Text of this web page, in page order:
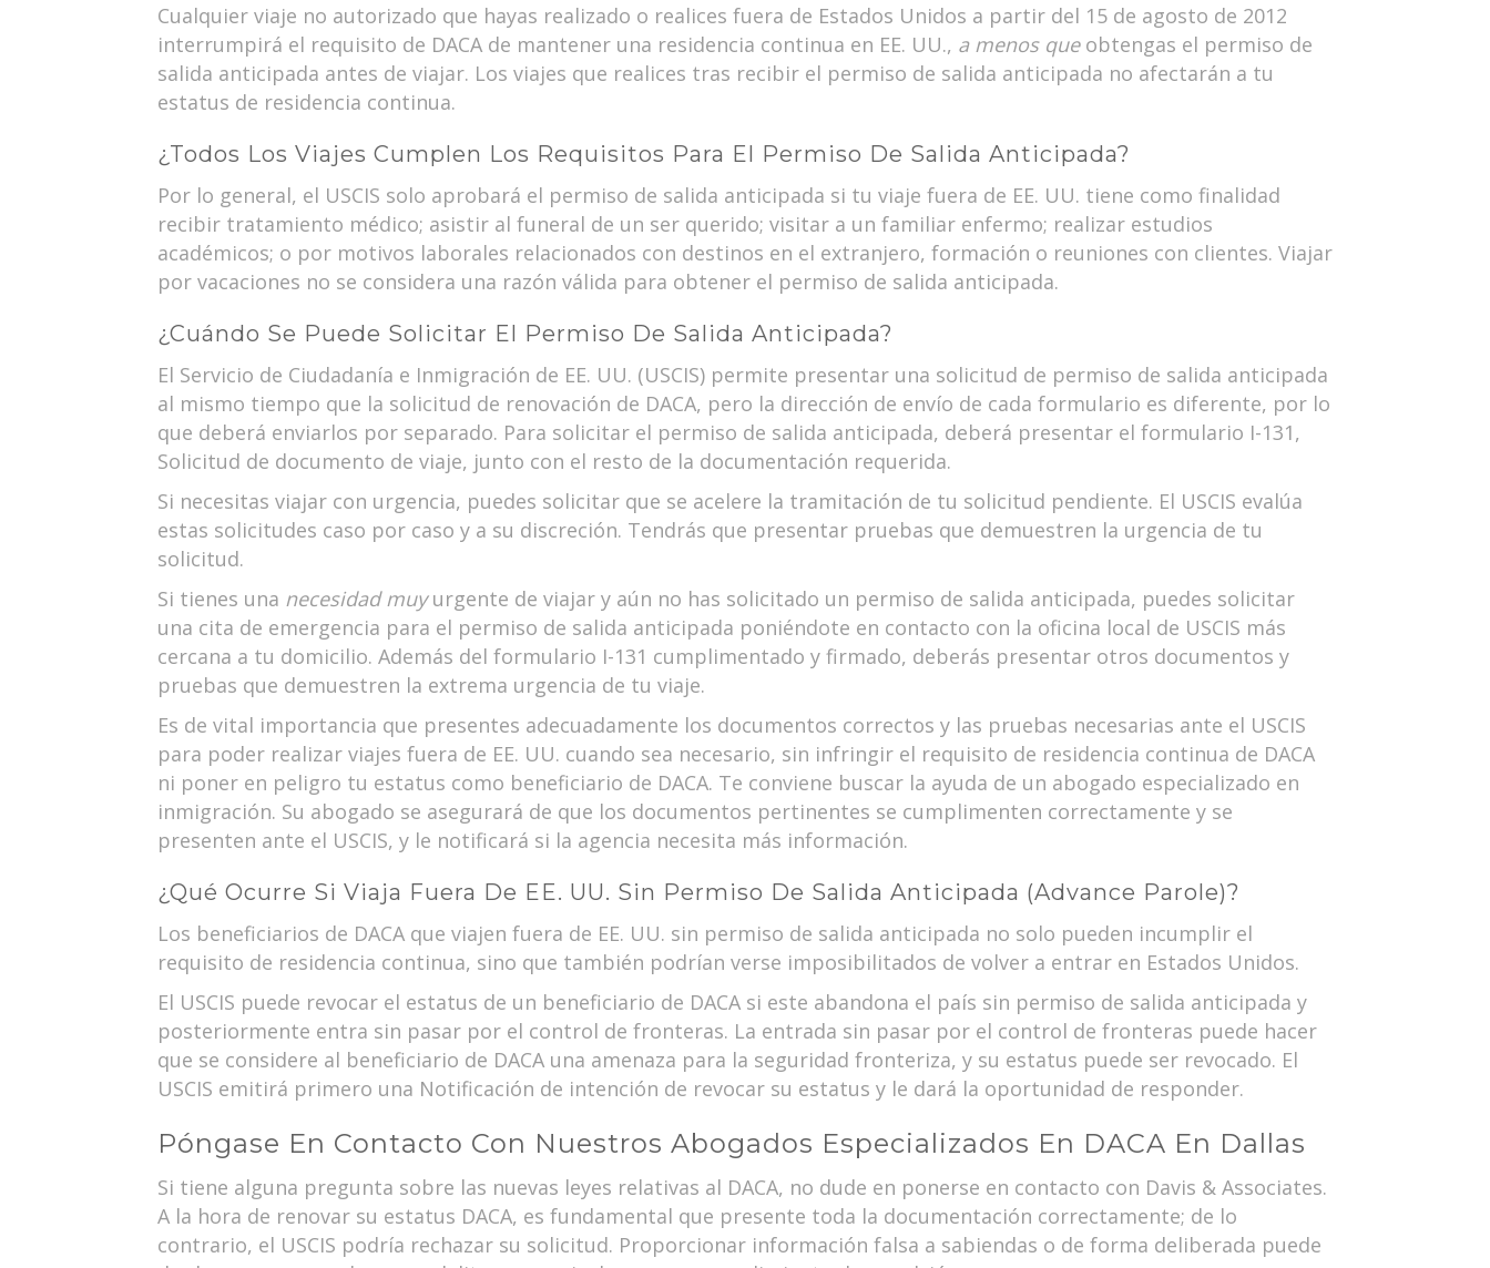
Cualquier viaje no autorizado que hayas realizado o realices fuera de Estados Unidos a partir del 15 de agosto de 2012
interrumpirá el requisito de DACA de mantener una residencia continua en EE. UU., a menos que obtengas el permiso de
salida anticipada antes de viajar. Los viajes que realices tras recibir el permiso de salida anticipada no afectarán a tu
estatus de residencia continua.
¿Todos Los Viajes Cumplen Los Requisitos Para El Permiso De Salida Anticipada?
Por lo general, el USCIS solo aprobará el permiso de salida anticipada si tu viaje fuera de EE. UU. tiene como finalidad
recibir tratamiento médico; asistir al funeral de un ser querido; visitar a un familiar enfermo; realizar estudios
académicos; o por motivos laborales relacionados con destinos en el extranjero, formación o reuniones con clientes. Viajar
por vacaciones no se considera una razón válida para obtener el permiso de salida anticipada.
¿Cuándo Se Puede Solicitar El Permiso De Salida Anticipada?
El Servicio de Ciudadanía e Inmigración de EE. UU. (USCIS) permite presentar una solicitud de permiso de salida anticipada
al mismo tiempo que la solicitud de renovación de DACA, pero la dirección de envío de cada formulario es diferente, por lo
que deberá enviarlos por separado. Para solicitar el permiso de salida anticipada, deberá presentar el formulario I-131,
Solicitud de documento de viaje, junto con el resto de la documentación requerida.
Si necesitas viajar con urgencia, puedes solicitar que se acelere la tramitación de tu solicitud pendiente. El USCIS evalúa
estas solicitudes caso por caso y a su discreción. Tendrás que presentar pruebas que demuestren la urgencia de tu
solicitud.
Si tienes una necesidad muyurgente de viajar y aún no has solicitado un permiso de salida anticipada, puedes solicitar
una cita de emergencia para el permiso de salida anticipada poniéndote en contacto con la oficina local de USCIS más
cercana a tu domicilio. Además del formulario I-131 cumplimentado y firmado, deberás presentar otros documentos y
pruebas que demuestren la extrema urgencia de tu viaje.
Es de vital importancia que presentes adecuadamente los documentos correctos y las pruebas necesarias ante el USCIS
para poder realizar viajes fuera de EE. UU. cuando sea necesario, sin infringir el requisito de residencia continua de DACA
ni poner en peligro tu estatus como beneficiario de DACA. Te conviene buscar la ayuda de un abogado especializado en
inmigración. Su abogado se asegurará de que los documentos pertinentes se cumplimenten correctamente y se
presenten ante el USCIS, y le notificará si la agencia necesita más información.
¿Qué Ocurre Si Viaja Fuera De EE. UU. Sin Permiso De Salida Anticipada (Advance Parole)?
Los beneficiarios de DACA que viajen fuera de EE. UU. sin permiso de salida anticipada no solo pueden incumplir el
requisito de residencia continua, sino que también podrían verse imposibilitados de volver a entrar en Estados Unidos.
El USCIS puede revocar el estatus de un beneficiario de DACA si este abandona el país sin permiso de salida anticipada y
posteriormente entra sin pasar por el control de fronteras. La entrada sin pasar por el control de fronteras puede hacer
que se considere al beneficiario de DACA una amenaza para la seguridad fronteriza, y su estatus puede ser revocado. El
USCIS emitirá primero una Notificación de intención de revocar su estatus y le dará la oportunidad de responder.
Póngase En Contacto Con Nuestros Abogados Especializados En DACA En Dallas
Si tiene alguna pregunta sobre las nuevas leyes relativas al DACA, no dude en ponerse en contacto con Davis & Associates.
A la hora de renovar su estatus DACA, es fundamental que presente toda la documentación correctamente; de lo
contrario, el USCIS podría rechazar su solicitud. Proporcionar información falsa a sabiendas o de forma deliberada puede